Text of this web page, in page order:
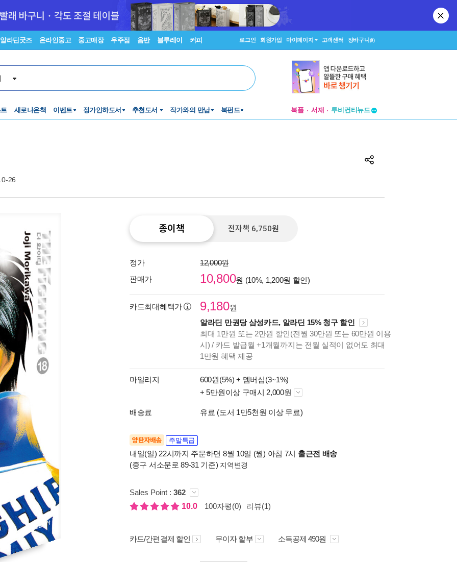
알라딘굿즈 온라인중고 중고매장 우주점 음반 블루레이 커피 로그인 회원가입 마이페이지 고객센터 장바구니(0)
새로나온책 이벤트 정가인하도서 추천도서 작가와의 만남 북펀드 북플 서재
창작플랫폼
26
종이책 전자책 6,750원
정가
12,000원
판매가
10,800원 (10%, 1,200원 할인)
카드최대혜택가 9,180원
알라딘 만권당 삼성카드, 알라딘 15% 청구 할인
최대 1만원 또는 2만원 할인(전월 30만원 또는 60만원 이용
시) / 카드 발급월 +1개월까지는 전월 실적이 없어도 최대
1만원 혜택 제공
마일리지 600원(5%) + 멤버십(3~1%)
+ 5만원이상 구매시 2,000원
배송료 유료 (도서 1만5천원 이상 무료)
양탄자배송 주말특급
내일(일) 22시까지 주문하면 8월 10일 (월) 아침 7시 출근전 배송
(중구 서소문로 89-31 기준) 지역변경
Sales Point : 362
10.0
100자평(0) 리뷰(1)
카드/간편결제 할인 무이자 할부 소득공제 490원